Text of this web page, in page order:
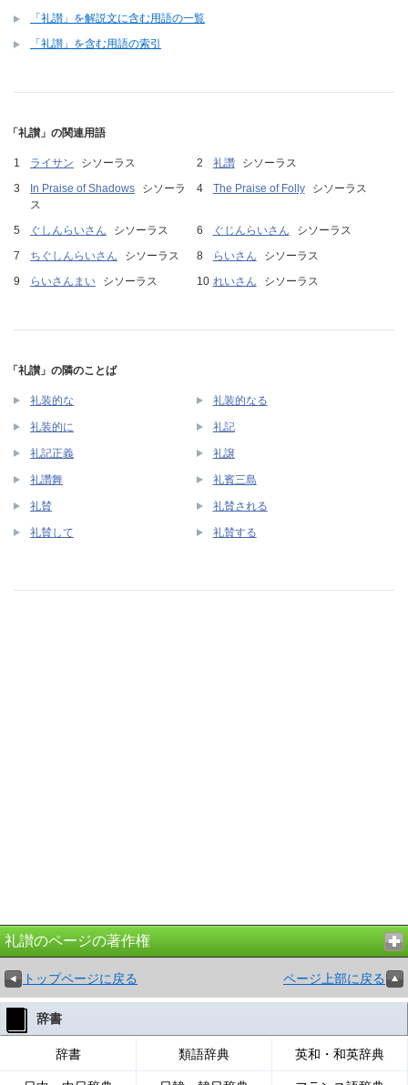
「礼讃」を解説文に含む用語の一覧
「礼讃」を含む用語の索引
「礼讃」の関連用語
ライサン シソーラス 礼讚
シソーラス
In Praise of Shadows
シソーラ
ス
The Praise of Folly シソーラス
ぐしんらいさん シソーラス ぐじんらいさん
シソーラス
ちぐしんらいさん
シソーラス らいさん
シソーラス
らいさんまい
シソーラス れいさん シソーラス
「礼讃」の隣のことば
礼装的な 礼装的なる
礼装的に 礼記
礼記正義 礼譲
礼讚舞 礼賓三島
礼賛 礼賛される
礼賛して 礼賛する
礼讃のページの著作権
トップページに戻る ページ上部に戻る
辞書
辞書 類語辞典 英和・和英辞典